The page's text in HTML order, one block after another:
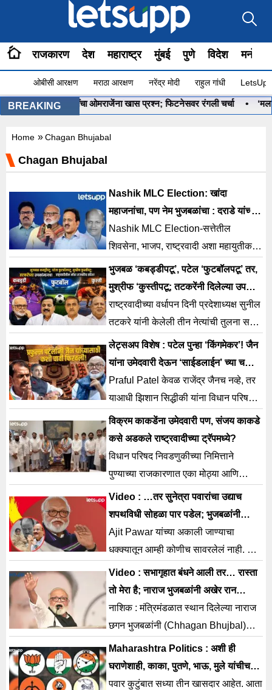
राजकारण देश महाराष्ट्र मुंबई पुणे विदेश
ओबीसी आरक्षण मराठा आरक्षण नरेंद्र मोदी राहुल गांधी
BREAKING
PM मोदींचा ओमराजेंना खास प्रश्न; फिटनेसवर रंगली चर्चा • ‘मला
Home »Chagan Bhujabal
Chagan Bhujabal
Nashik MLC Election: खांदा
महाजनांचा, पण नेम भुजबळांचा : दराडे यांच्या
पराभवाची आतली गोष्ट
Nashik MLC Election-सत्तेतील
शिवसेना, भाजप, राष्ट्रवादी अशा महायुतीकडे
468 पेक्षा जास्त मते होते. गोकुळ गीते यांनी
अपक्ष लढण्याचा निर्णय घेतला होता.
भुजबळ ‘कबड्डीपटू’, पटेल ‘फुटबॉलपटू’ तर,
मुश्रीफ ‘कुस्तीपटू; तटकरेंनी दिलेल्या उपमांचे
अर्थ काय?
राष्ट्रवादीच्या वर्धापन दिनी प्रदेशाध्यक्ष सुनील
तटकरे यांनी केलेली तीन नेत्यांची तुलना सध्या
राजकीय वर्तुळात चर्चेचा केंद्रबिंदू ठरत आहे.
लेट्सअप विशेष : पटेल पुन्हा ‘किंगमेकर’! जैन
यांना उमेदवारी देऊन ‘साईडलाईन’ च्या चर्चांना
पूर्णविराम…
Praful Patel केवळ राजेंद्र जैनच नव्हे, तर
याआधी झिशान सिद्धीकी यांना विधान परिषदेवर
पाठवण्यामागे पटेल यांचाचा खारीचा वाटा होता.
विक्रम काकडेंना उमेदवारी पण, संजय काकडे
कसे अडकले राष्ट्रवादीच्या ट्रॅपमध्ये?
विधान परिषद निवडणुकीच्या निमित्ताने
पुण्याच्या राजकारणात एका मोठ्या आणि
धक्कादायक राजकीय भूकंपाची स्क्रिप्ट
लिहिली गेली आहे.
Video : …तर सुनेत्रा पवारांचा उद्याच
शपथविधी सोहळा पार पडेल; भुजबळांनी
सांगितल्या घडामोडी
Ajit Pawar यांच्या अकाली जाण्याचा
धक्क्यातून आम्ही कोणीच सावरलेलं नाही. दादा
आमच्यातच आहे असं वाटतं. या शोकमग्न
अवस्थेत आम्ही आहोत.
Video : सभागृहात बंधने आली तर… रास्ता
तो मेरा है; नाराज भुजबळांनी अखेर रान
पेटवलचं
नाशिक : मंत्रिमंडळात स्थान दिलेल्या नाराज
छगन भुजबळांनी (Chhagan Bhujbal)
अखेर मेरा वक्त भी आयेगा और तेरी राय भी
बदलेगी म्हणत आता न्यायासाठी रस्त्यावर
उतरणार असल्याची घोषणा केली आहे. मी
Maharashtra Politics : अशी ही
घराणेशाही, काका, पुतणे, भाऊ, मुले यांचीच
चलती!
पवार कुटुंबात सध्या तीन खासदार आहेत. आता